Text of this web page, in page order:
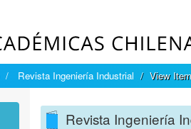
Revista Ingeniería Industrial View Item
Revista Ingeniería